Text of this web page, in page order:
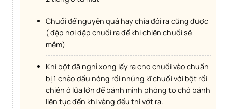
Chuối để nguyên quả hay chia đôi ra cũng được
( đập hơi dập chuối ra để khi chiên chuối sẽ
mềm)
Khi bột đã nghỉ xong lấy ra cho chuối vào chuẩn
bị 1 chảo dầu nóng rồi nhúng kĩ chuối với bột rồi
chiên ở lửa lớn để bánh mình phòng to chở bánh
liên tục đến khi vàng đều thì vớt ra.